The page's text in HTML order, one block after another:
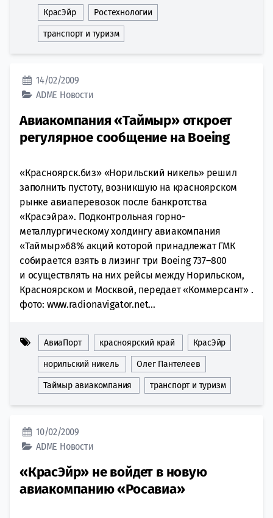
КрасЭйр Ростехнологии
транспорт и туризм
14/02/2009
ADME Новости
Авиакомпания «Таймыр» откроет
регулярное сообщение на Boeing
«Красноярск.биз» «Норильский никель» решил
заполнить пустоту, возникшую на красноярском
рынке авиаперевозок после банкротства
«Красэйра». Подконтрольная горно-
металлургическому холдингу авиакомпания
«Таймыр»68% акций которой принадлежат ГМК
собирается взять в лизинг три Boeing 737–800
и осуществлять на них рейсы между Норильском,
Красноярском и Москвой, передает «Коммерсант» .
фото: www.radionavigator.net...
АвиаПорт красноярский край КрасЭйр
норильский никель Олег Пантелеев
Таймыр авиакомпания транспорт и туризм
10/02/2009
ADME Новости
«КрасЭйр» не войдет в новую
авиакомпанию «Росавиа»